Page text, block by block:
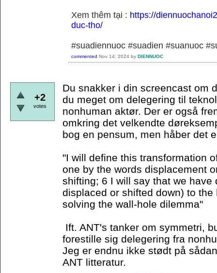
Xem thêm tại : https://
duc-tho/
#suadiennuoc #suadien #suanuoc
commented Nov 14, 2024 by DIENNUOC
+2
votes
Du snakker i din screencast om
du meget om delegering til
nonhuman aktør. Der er også
omkring det velkendte
bog en pensum, men håber det
"I will define this transformation
one by the words displacement
shifting; 6 I will say that we have
displaced or shifted down) to
solving the wall-hole dilemma"
Ift. ANT's tanker om symmetri,
forestille sig delegering fra
Jeg er endnu ikke stødt på
ANT litteratur.